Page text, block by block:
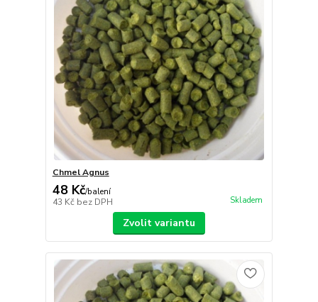
Chmel Agnus
48 Kč/balení
43 Kč bez DPH Skladem
Zvolit variantu